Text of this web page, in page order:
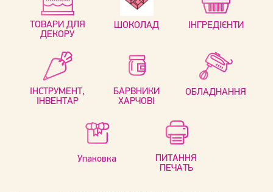
ТОВАРИ ДЛЯ
ДЕКОРУ
ШОКОЛАД ІНГРЕДІЄНТИ
ІНСТРУМЕНТ,
ІНВЕНТАР
БАРВНИКИ
ХАРЧОВІ
ОБЛАДНАННЯ
Упаковка
ПИТАННЯ
ПЕЧАТЬ